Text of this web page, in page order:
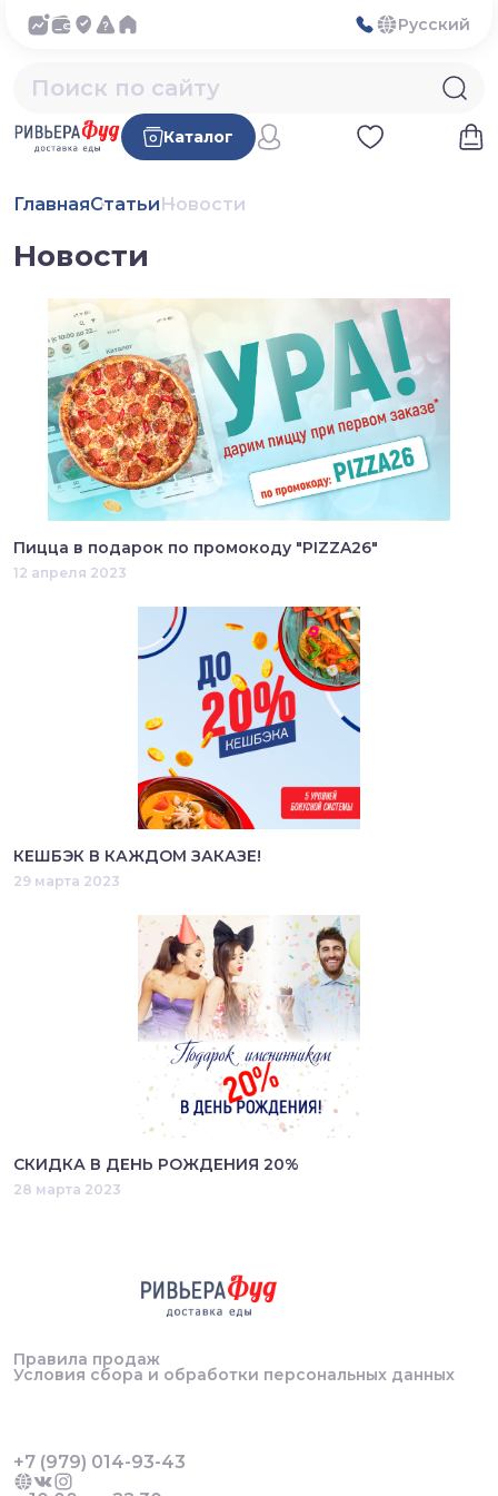
Русский
Каталог
ГлавнаяСтатьиНовости
Новости
Пицца в подарок по промокоду "PIZZA26"
12 апреля 2023
КЕШБЭК В КАЖДОМ ЗАКАЗЕ!
29 марта 2023
СКИДКА В ДЕНЬ РОЖДЕНИЯ 20%
28 марта 2023
Правила продаж
Условия сбора и обработки персональных данных
+7 (979) 014-93-43